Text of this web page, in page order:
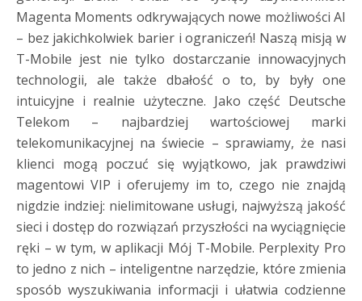
Magenta Moments odkrywających nowe możliwości AI
– bez jakichkolwiek barier i ograniczeń! Naszą misją w
T-Mobile jest nie tylko dostarczanie innowacyjnych
technologii, ale także dbałość o to, by były one
intuicyjne i realnie użyteczne. Jako część Deutsche
Telekom – najbardziej wartościowej marki
telekomunikacyjnej na świecie – sprawiamy, że nasi
klienci mogą poczuć się wyjątkowo, jak prawdziwi
magentowi VIP i oferujemy im to, czego nie znajdą
nigdzie indziej: nielimitowane usługi, najwyższą jakość
sieci i dostęp do rozwiązań przyszłości na wyciągnięcie
ręki – w tym, w aplikacji Mój T-Mobile. Perplexity Pro
to jedno z nich – inteligentne narzędzie, które zmienia
sposób wyszukiwania informacji i ułatwia codzienne